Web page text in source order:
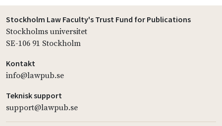
Stockholm Law Faculty's Trust Fund for Publications
Stockholms universitet
SE-106 91 Stockholm
Kontakt
info@lawpub.se
Teknisk support
support@lawpub.se